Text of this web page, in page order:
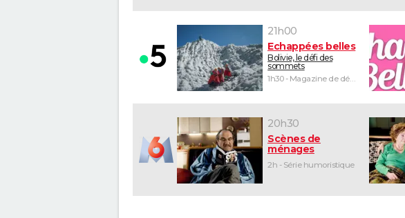
21h00
Echappées belles
Bolivie, le défi des
sommets
1h30 - Magazine de découvertes
20h30
Scènes de
ménages
2h - Série humoristique